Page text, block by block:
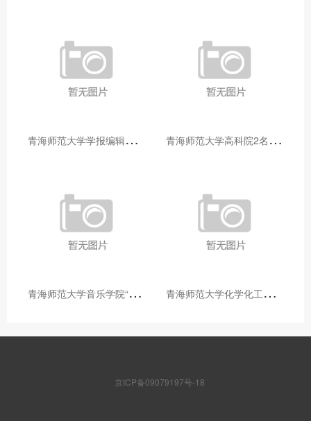
青
海师范大学学报编辑部赴大通县城关镇上毛佰胜村开展帮扶慰问活动 青
海师范大学高科院2名专家当选中国科学院院士
青
海师范大学音乐学院“青舞华章”本科舞蹈专业中期汇报圆满落幕 青
海师范大学化学化工学院开展铸牢中华民族共同体意识大讲堂活动
京ICP备09079197号-18